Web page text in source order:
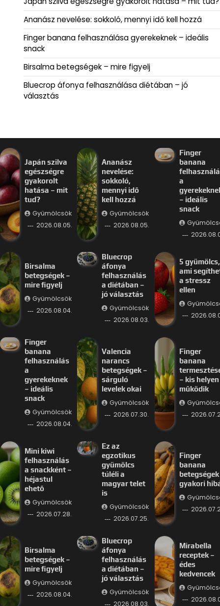
Ananász nevelése: sokkoló, mennyi idő kell hozzá
Finger banana felhasználása gyerekeknek – ideális
snack
Birsalma betegségek – mire figyelj
Bluecrop áfonya felhasználása diétában – jó
választás
Japán szilva
egészségre
gyakorolt
hatása – mit
tud?
Gyümölcsök
2026.08.05.
Ananász
nevelése:
sokkoló,
mennyi idő
kell hozzá
Gyümölcsök
2026.08.05.
Finger
banana
a
– ideális
snack
Birsalma
betegségek –
mire figyelj
Gyümölcsök
2026.08.04.
Bluecrop
áfonya
felhasználás
a diétában –
jó választás
Gyümölcsök
2026.08.03.
5 gyümölcs,
ami
a stressz
ellen
Finger
banana
felhasználás
a
gyerekeknek
– ideális
snack
Gyümölcsök
2026.08.04.
Valencia
narancs
betegségek –
sárguló
levelek okai
Gyümölcsök
2026.07.30.
Finger
banana
– kis
működik
Mini kiwi
felhasználás
a snackként –
héjastul
ehető
Gyümölcsök
2026.07.28.
Ez az
egzotikus
gyümölcs
túléli a
magyar telet
is
Gyümölcsök
2026.07.25.
Finger
banana
betegségek
gyakori
Birsalma
betegségek –
mire figyelj
Gyümölcsök
2026.08.04.
Bluecrop
áfonya
felhasználás
a diétában –
jó választás
Gyümölcsök
2026.08.03.
Mirabella
receptek –
édes
kedvencek